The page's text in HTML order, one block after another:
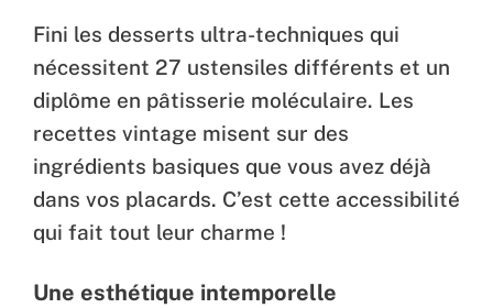
Fini les desserts ultra-techniques qui
nécessitent 27 ustensiles différents et un
diplôme en pâtisserie moléculaire. Les
recettes vintage misent sur des
ingrédients basiques que vous avez déjà
dans vos placards. C’est cette accessibilité
qui fait tout leur charme !
Une esthétique intemporelle